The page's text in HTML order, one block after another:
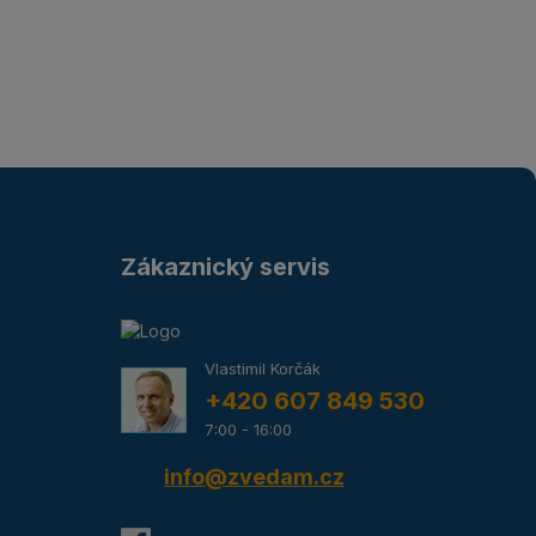
Zákaznický servis
Vlastimil Korčák
+420 607 849 530
7:00 - 16:00
info@zvedam.cz